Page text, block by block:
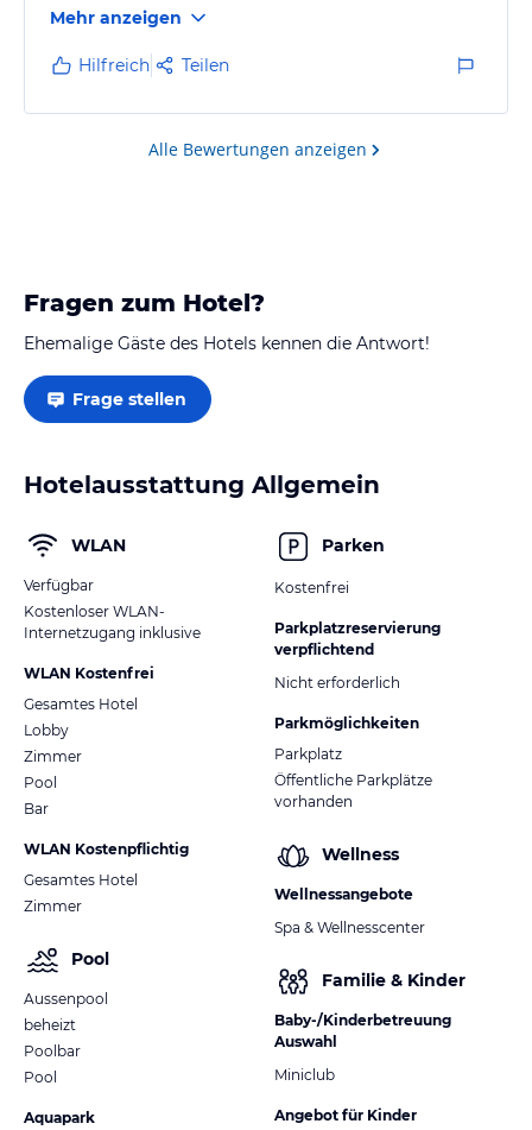
Mehr anzeigen
Hilfreich Teilen
Alle Bewertungen anzeigen
Fragen zum Hotel?
Ehemalige Gäste des Hotels kennen die Antwort!
Frage stellen
Hotelausstattung Allgemein
WLAN
Verfügbar
Kostenloser WLAN-
Internetzugang inklusive
WLAN Kostenfrei
Gesamtes Hotel
Lobby
Zimmer
Pool
Bar
WLAN Kostenpflichtig
Gesamtes Hotel
Zimmer
Pool
Aussenpool
beheizt
Poolbar
Pool
Aquapark
Parken
Kostenfrei
Parkplatzreservierung
verpflichtend
Nicht erforderlich
Parkmöglichkeiten
Parkplatz
Öffentliche Parkplätze
vorhanden
Wellness
Wellnessangebote
Spa & Wellnesscenter
Familie & Kinder
Baby-/Kinderbetreuung
Auswahl
Miniclub
Angebot für Kinder